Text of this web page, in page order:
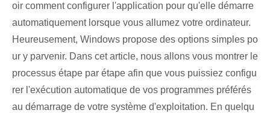
oir comment configurer l'application pour qu'elle démarre
automatiquement lorsque vous allumez votre ordinateur.
Heureusement, Windows propose des options simples po
ur y parvenir. Dans cet article, nous allons vous montrer le
processus étape par étape afin que vous puissiez configu
rer l'exécution automatique de vos programmes préférés
au démarrage de votre système d'exploitation. En quelqu